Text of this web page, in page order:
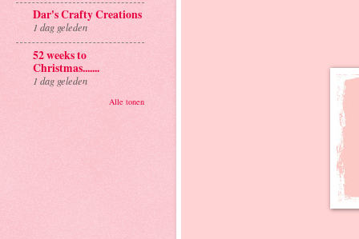
Dar's Crafty Creations
1 dag geleden
52 weeks to
Christmas.......
1 dag geleden
Alle tonen